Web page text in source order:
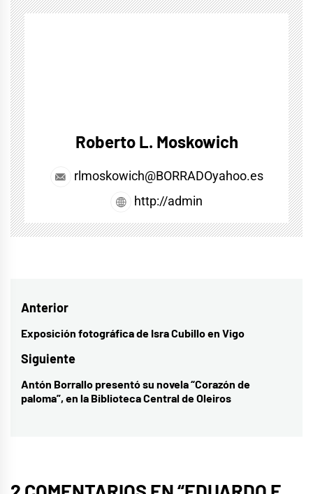
Roberto L. Moskowich
rlmoskowich@BORRADOyahoo.es
http://admin
Navegación
de
entradas
Anterior
Entrada
anterior:
Exposición fotográfica de Isra Cubillo en Vigo
Siguiente
Entrada
siguiente:
Antón Borrallo presentó su novela “Corazón de
paloma”, en la Biblioteca Central de Oleiros